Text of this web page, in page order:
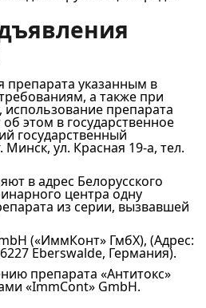
препарата указанным в
а также при
препарата
этом в государственное
государственный
ул. Красная 19‐а, тел.
в адрес Белорусского
центра одну
из серии, вызвавшей
(«ИммКонт» ГмбХ), (Адрес:
Eberswalde, Германия).
препарата «Антитокс»
«ImmCont» GmbH.